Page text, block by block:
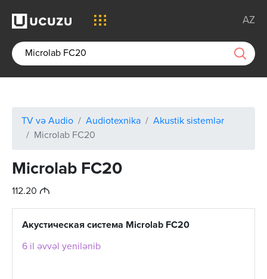
AZ
TV və Audio Audiotexnika
Akustik sistemlər
Microlab FC20
Microlab FC20
112.20 M
Акустическая система Microlab FC20
6 il əvvəl yenilənib